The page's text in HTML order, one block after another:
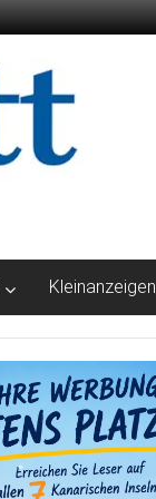
Kleinanzeigen